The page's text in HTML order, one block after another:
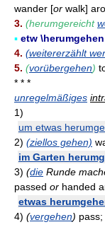
wander [or walk]
3. (herumgereicht
▪ etw
4. (weitererzählt
5. (vorübergehen)
* * *
unregelmäßiges
1)
um etwas
2) (ziellos gehen)
im Garten
3) (die Runde
passed or handed
etwas
4) (vergehen)